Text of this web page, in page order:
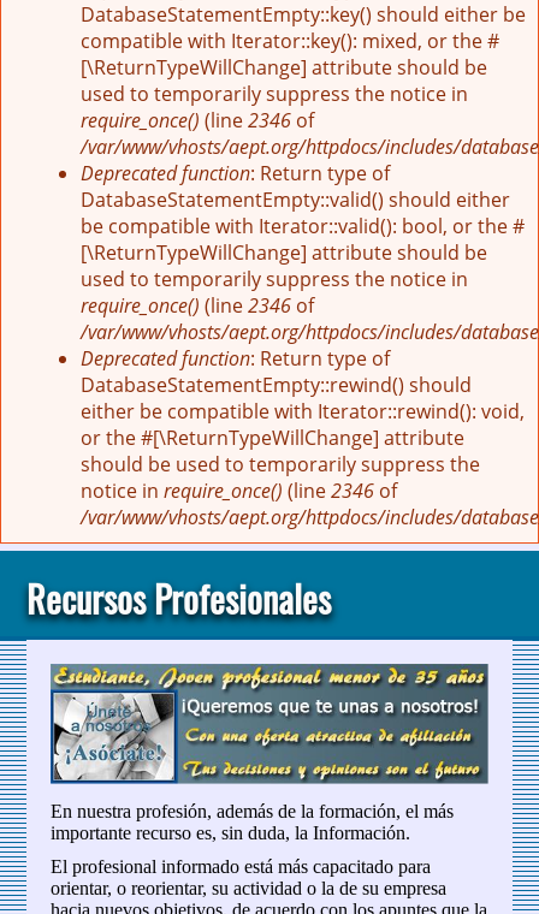
DatabaseStatementEmpty::key() should either be
compatible with Iterator::key(): mixed, or the #
[\ReturnTypeWillChange] attribute should be
used to temporarily suppress the notice in
require_once() (line2346 of
/var/www/vhosts/aept.org/httpdocs/includes/
Deprecated function: Return type of
DatabaseStatementEmpty::valid() should either
be compatible with Iterator::valid(): bool, or the #
[\ReturnTypeWillChange] attribute should be
used to temporarily suppress the notice in
require_once() (line2346 of
/var/www/vhosts/aept.org/httpdocs/includes/
Deprecated function: Return type of
DatabaseStatementEmpty::rewind() should
either be compatible with Iterator::rewind(): void,
or the #[\ReturnTypeWillChange] attribute
should be used to temporarily suppress the
notice in require_once() (line2346 of
/var/www/vhosts/aept.org/httpdocs/includes/
Recursos Profesionales
En nuestra profesión, además de la formación, el más
importante recurso es, sin duda, la Información.
El profesional informado está más capacitado para
orientar, o reorientar, su actividad o la de su empresa